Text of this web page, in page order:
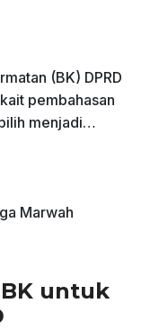
(BK) DPRD
pembahasan
menjadi…
untuk